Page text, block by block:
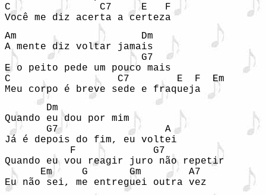
C               C7     E   F
Você me diz acerta a certeza
Am                     Dm
A mente diz voltar jamais
                       G7
E o peito pede um pouco mais
C                  C7        E  F  Em
Meu corpo é breve sede e fraqueja
       Dm
Quando eu dou por mim
       G7                  A
Já é depois do fim, eu voltei
           F             G7
Quando eu vou reagir juro não repetir
      Em     G       Gm        A7
Eu não sei, me entreguei outra vez